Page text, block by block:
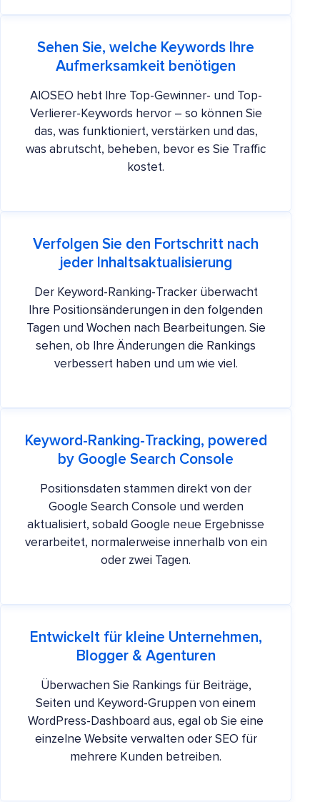
Sehen Sie, welche Keywords Ihre
Aufmerksamkeit benötigen
AIOSEO hebt Ihre Top-Gewinner- und Top-
Verlierer-Keywords hervor – so können Sie
das, was funktioniert, verstärken und das,
was abrutscht, beheben, bevor es Sie Traffic
kostet.
Verfolgen Sie den Fortschritt nach
jeder Inhaltsaktualisierung
Der Keyword-Ranking-Tracker überwacht
Ihre Positionsänderungen in den folgenden
Tagen und Wochen nach Bearbeitungen. Sie
sehen, ob Ihre Änderungen die Rankings
verbessert haben und um wie viel.
Keyword-Ranking-Tracking, powered
by Google Search Console
Positionsdaten stammen direkt von der
Google Search Console und werden
aktualisiert, sobald Google neue Ergebnisse
verarbeitet, normalerweise innerhalb von ein
oder zwei Tagen.
Entwickelt für kleine Unternehmen,
Blogger & Agenturen
Überwachen Sie Rankings für Beiträge,
Seiten und Keyword-Gruppen von einem
WordPress-Dashboard aus, egal ob Sie eine
einzelne Website verwalten oder SEO für
mehrere Kunden betreiben.